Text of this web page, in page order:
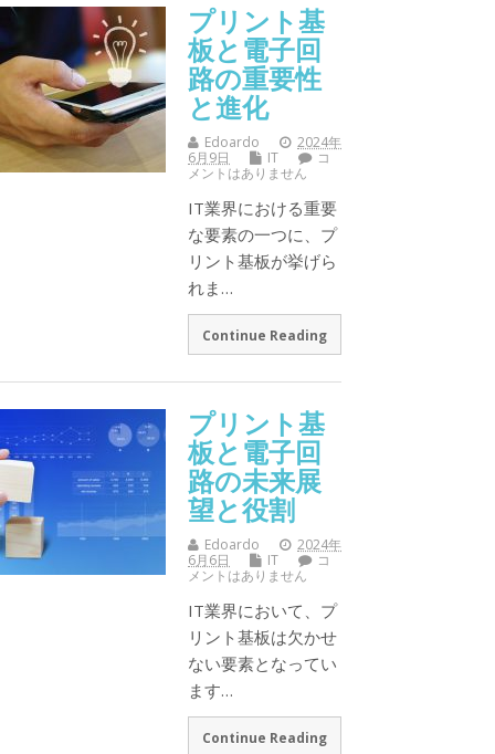
プリント基
板と電子回
路の重要性
と進化
Edoardo
2024年
6月9日
IT
コ
メントはありません
IT業界における重要
な要素の一つに、プ
リント基板が挙げら
れま…
Continue Reading
プリント基
板と電子回
路の未来展
望と役割
Edoardo
2024年
6月6日
IT
コ
メントはありません
IT業界において、プ
リント基板は欠かせ
ない要素となってい
ます…
Continue Reading